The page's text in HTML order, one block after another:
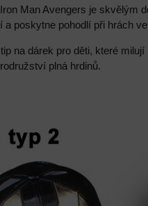
Man Avengers je skvělým
a poskytne pohodlí při hrách
na dárek pro děti, které
plná hrdinů.